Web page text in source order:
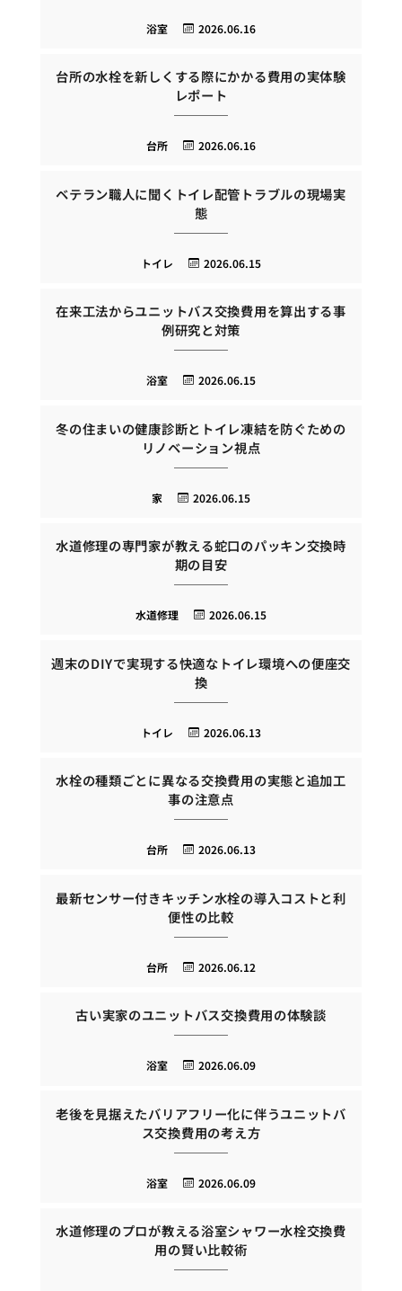
2026.06.16
浴室
台所の水栓を新しくする際にかかる費用の実体験
レポート
2026.06.16
台所
ベテラン職人に聞くトイレ配管トラブルの現場実
態
2026.06.15
トイレ
在来工法からユニットバス交換費用を算出する事
例研究と対策
2026.06.15
浴室
冬の住まいの健康診断とトイレ凍結を防ぐための
リノベーション視点
2026.06.15
家
水道修理の専門家が教える蛇口のパッキン交換時
期の目安
2026.06.15
水道修理
週末のDIYで実現する快適なトイレ環境への便座交
換
2026.06.13
トイレ
水栓の種類ごとに異なる交換費用の実態と追加工
事の注意点
2026.06.13
台所
最新センサー付きキッチン水栓の導入コストと利
便性の比較
2026.06.12
台所
古い実家のユニットバス交換費用の体験談
2026.06.09
浴室
老後を見据えたバリアフリー化に伴うユニットバ
ス交換費用の考え方
2026.06.09
浴室
水道修理のプロが教える浴室シャワー水栓交換費
用の賢い比較術